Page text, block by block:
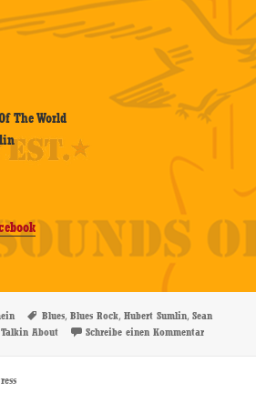
The World
Schlagwörter
Blues,Blues Rock,Hubert Sumlin,Sean
About Schreibe einen Kommentarzu Sean